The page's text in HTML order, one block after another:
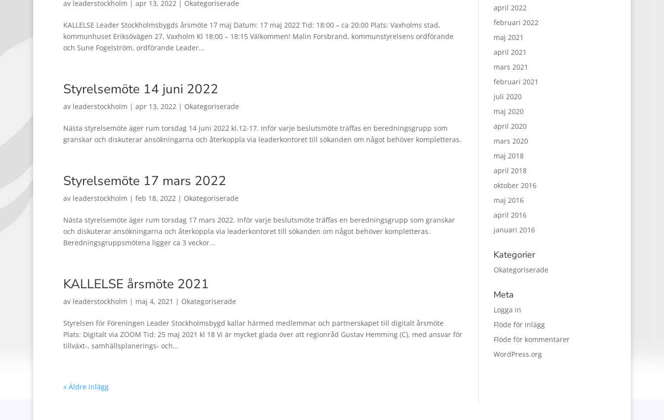
av leaderstockholm | apr 13, 2022| Okategoriserade
KALLELSE Leader Stockholmsbygds årsmöte 17 maj Datum: 17 maj 2022 Tid: 18:00 – ca 20:00 Plats: Vaxholms stad,
kommunhuset Eriksövägen 27, Vaxholm Kl 18:00 – 18:15 Välkommen! Malin Forsbrand, kommunstyrelsens ordförande
och Sune Fogelström, ordförande Leader...
Styrelsemöte 14 juni 2022
av leaderstockholm | apr 13, 2022| Okategoriserade
Nästa styrelsemöte äger rum torsdag 14 juni 2022 kl.12-17. Inför varje beslutsmöte träffas en beredningsgrupp som
granskar och diskuterar ansökningarna och återkoppla via leaderkontoret till sökanden om något behöver kompletteras.
Styrelsemöte 17 mars 2022
av leaderstockholm | feb 18, 2022| Okategoriserade
Nästa styrelsemöte äger rum torsdag 17 mars 2022. Inför varje beslutsmöte träffas en beredningsgrupp som granskar
och diskuterar ansökningarna och återkoppla via leaderkontoret till sökanden om något behöver kompletteras.
Beredningsgruppsmötena ligger ca 3 veckor...
KALLELSE årsmöte 2021
av leaderstockholm | maj 4, 2021 | Okategoriserade
Styrelsen för Föreningen Leader Stockholmsbygd kallar härmed medlemmar och partnerskapet till digitalt årsmöte
Plats: Digitalt via ZOOM Tid: 25 maj 2021 kl 18 Vi är mycket glada över att regionråd Gustav Hemming (C), med ansvar för
tillväxt-, samhällsplanerings- och...
« Äldre inlägg
april 2022
februari 2022
maj 2021
april 2021
mars 2021
februari 2021
juli 2020
maj 2020
april 2020
mars 2020
maj 2018
april 2018
oktober 2016
maj 2016
april 2016
januari 2016
Kategorier
Okategoriserade
Meta
Logga in
Flöde för inlägg
Flöde för kommentarer
WordPress.org